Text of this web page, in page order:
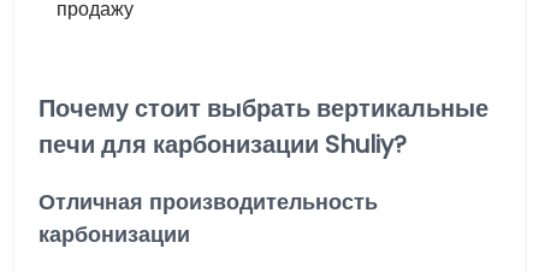
продажу
Почему стоит выбрать вертикальные
печи для карбонизации Shuliy?
Отличная производительность
карбонизации